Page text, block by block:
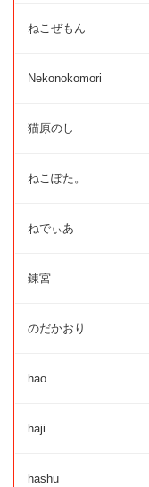
ねこぜもん
Nekonokomori
猫原のし
ねこぽた。
ねでぃあ
錬宮
のだかおり
hao
haji
hashu